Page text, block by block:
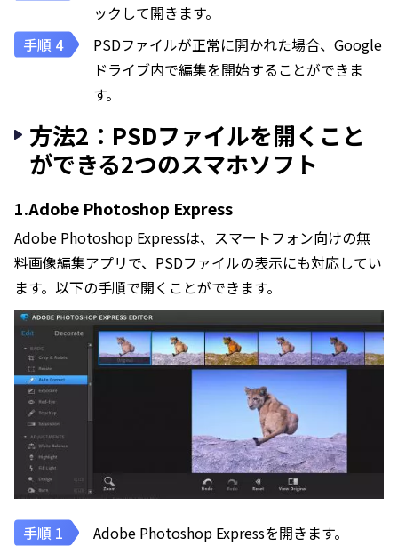
ックして開きます。
PSDファイルが正常に開かれた場合、Google
ドライブ内で編集を開始することができま
す。
方法2：PSDファイルを開くこと
ができる2つのスマホソフト
1.Adobe Photoshop Express
Adobe Photoshop Expressは、スマートフォン向けの無
料画像編集アプリで、PSDファイルの表示にも対応してい
ます。以下の手順で開くことができます。
Adobe Photoshop Expressを開きます。